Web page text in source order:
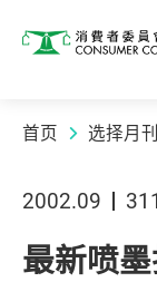
消费者委员会
首页 选择月刊
2002.09
最新喷